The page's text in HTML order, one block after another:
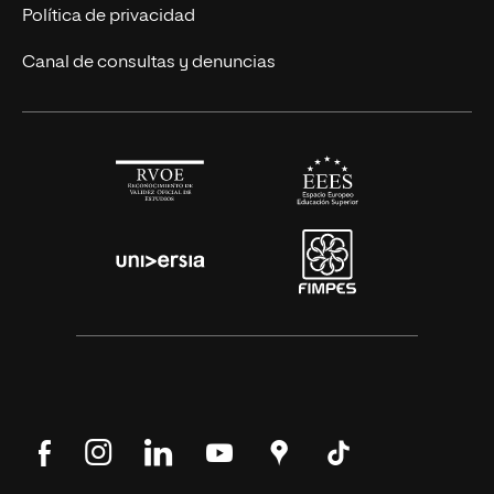
Alianza Newman
Actualidad
Solicita información
Política de privacidad
Canal de consultas y denuncias
SíguenosSíguenos SíguenosSíguenos
Encuéntranos